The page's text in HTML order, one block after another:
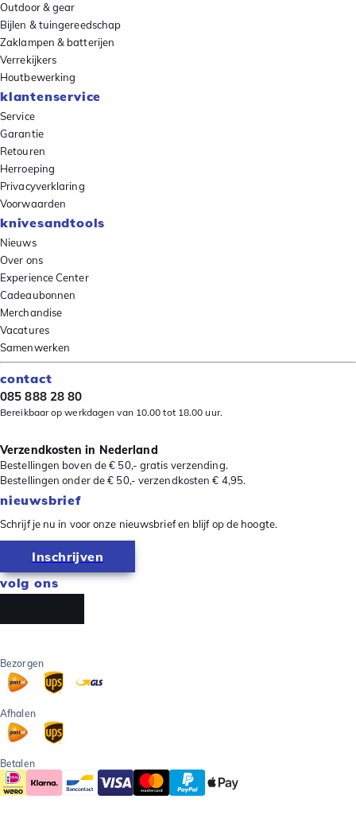
Outdoor & gear
Bijlen & tuingereedschap
Zaklampen & batterijen
Verrekijkers
Houtbewerking
klantenservice
Service
Garantie
Retouren
Herroeping
Privacyverklaring
Voorwaarden
knivesandtools
Nieuws
Over ons
Experience Center
Cadeaubonnen
Merchandise
Vacatures
Samenwerken
contact
085 888 28 80
Bereikbaar op werkdagen van 10.00 tot 18.00 uur.
Verzendkosten in Nederland
Bestellingen boven de € 50,- gratis verzending.
Bestellingen onder de € 50,- verzendkosten € 4,95.
nieuwsbrief
Schrijf je nu in voor onze nieuwsbrief en blijf op de hoogte.
Inschrijven
volg ons
Bezorgen
Afhalen
Betalen